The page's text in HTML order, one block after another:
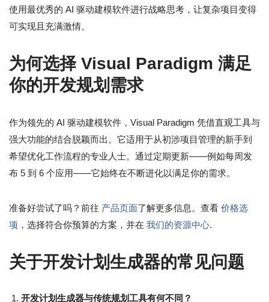
使用最优秀的 AI 驱动建模软件进行战略思考，让复杂项目变得
可实现且充满激情。
为何选择 Visual Paradigm 满足
你的开发规划需求
作为领先的 AI 驱动建模软件，Visual Paradigm 凭借直观工具与
强大功能的结合脱颖而出。它适用于从初涉项目管理的新手到
希望优化工作流程的专业人士。通过定期更新——例如每周发
布 5 到 6 个应用——它始终在不断进化以满足你的需求。
准备好尝试了吗？前往 产品页面了解更多信息。查看 价格选
项 ，选择符合你预算的方案，并在 我们的资源中心.
关于开发计划生成器的常见问题
开发计划生成器与传统规划工具有何不同？